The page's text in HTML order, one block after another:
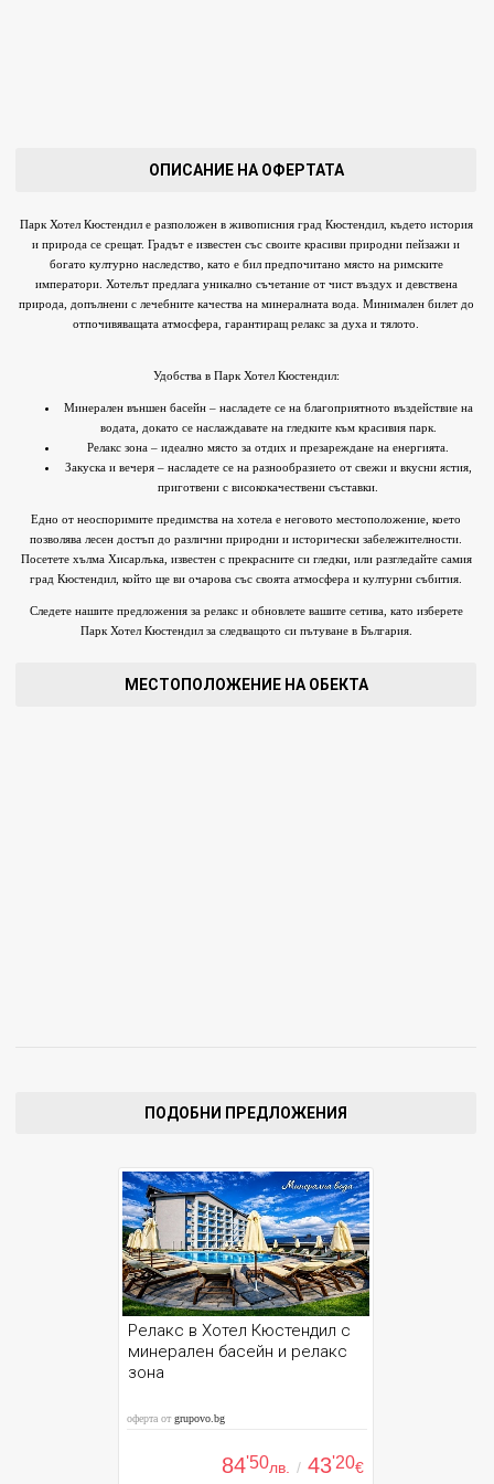
ОПИСАНИЕ НА ОФЕРТАТА
Парк Хотел Кюстендил е разположен в живописния град Кюстендил, където история
и природа се срещат. Градът е известен със своите красиви природни пейзажи и
богато културно наследство, като е бил предпочитано място на римските
императори. Хотелът предлага уникално съчетание от чист въздух и девствена
природа, допълнени с лечебните качества на минералната вода. Минимален билет до
отпочивяващата атмосфера, гарантиращ релакс за духа и тялото.
Удобства в Парк Хотел Кюстендил:
Минерален външен басейн – насладете се на благоприятното въздействие на
водата, докато се наслаждавате на гледките към красивия парк.
Релакс зона – идеално място за отдих и презареждане на енергията.
Закуска и вечеря – насладете се на разнообразието от свежи и вкусни ястия,
приготвени с висококачествени съставки.
Едно от неоспоримите предимства на хотела е неговото местоположение, което
позволява лесен достъп до различни природни и исторически забележителности.
Посетете хълма Хисарлъка, известен с прекрасните си гледки, или разгледайте самия
град Кюстендил, който ще ви очарова със своята атмосфера и културни събития.
Следете нашите предложения за релакс и обновлете вашите сетива, като изберете
Парк Хотел Кюстендил за следващото си пътуване в България.
МЕСТОПОЛОЖЕНИЕ НА ОБЕКТА
ПОДОБНИ ПРЕДЛОЖЕНИЯ
Релакс в Хотел Кюстендил с
минерален басейн и релакс
зона
оферта отgrupovo.bg
84'50лв. / 43'20€